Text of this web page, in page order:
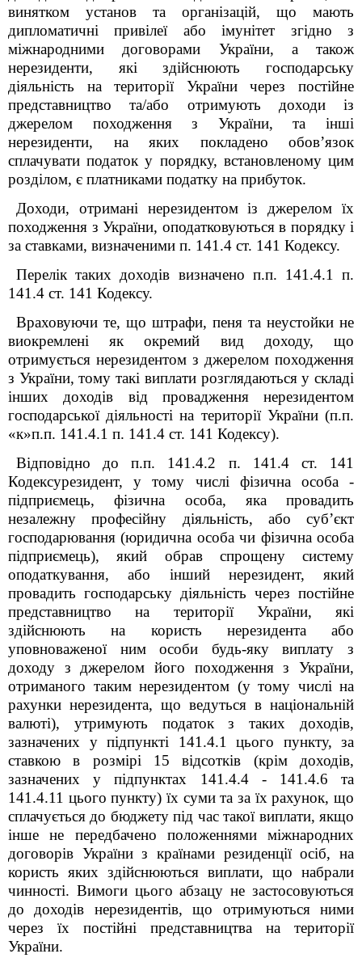
винятком установ та організацій, що мають
дипломатичні привілеї або імунітет згідно з
міжнародними договорами України, а також
нерезиденти, які здійснюють господарську
діяльність на території України через постійне
представництво та/або отримують доходи із
джерелом походження з України, та інші
нерезиденти, на яких покладено обов’язок
сплачувати податок у порядку, встановленому цим
розділом, є платниками податку на прибуток.
Доходи, отримані нерезидентом із джерелом їх
походження з України, оподатковуються в порядку і
за ставками, визначеними п. 141.4 ст. 141 Кодексу.
Перелік таких доходів визначено п.п. 141.4.1 п.
141.4 ст. 141 Кодексу.
Враховуючи те, що штрафи, пеня та неустойки не
виокремлені як окремий вид доходу, що
отримується нерезидентом з джерелом походження
з України, тому такі виплати розглядаються у складі
інших доходів від провадження нерезидентом
господарської діяльності на території України (п.п.
«к»п.п. 141.4.1 п. 141.4 ст. 141 Кодексу).
Відповідно до п.п. 141.4.2 п. 141.4 ст. 141
Кодексурезидент, у тому числі фізична особа -
підприємець, фізична особа, яка провадить
незалежну професійну діяльність, або суб’єкт
господарювання (юридична особа чи фізична особа
підприємець), який обрав спрощену систему
оподаткування, або інший нерезидент, який
провадить господарську діяльність через постійне
представництво на території України, які
здійснюють на користь нерезидента або
уповноваженої ним особи будь-яку виплату з
доходу з джерелом його походження з України,
отриманого таким нерезидентом (у тому числі на
рахунки нерезидента, що ведуться в національній
валюті), утримують податок з таких доходів,
зазначених у підпункті 141.4.1 цього пункту, за
ставкою в розмірі 15 відсотків (крім доходів,
зазначених у підпунктах 141.4.4 - 141.4.6 та
141.4.11 цього пункту) їх суми та за їх рахунок, що
сплачується до бюджету під час такої виплати, якщо
інше не передбачено положеннями міжнародних
договорів України з країнами резиденції осіб, на
користь яких здійснюються виплати, що набрали
чинності. Вимоги цього абзацу не застосовуються
до доходів нерезидентів, що отримуються ними
через їх постійні представництва на території
України.